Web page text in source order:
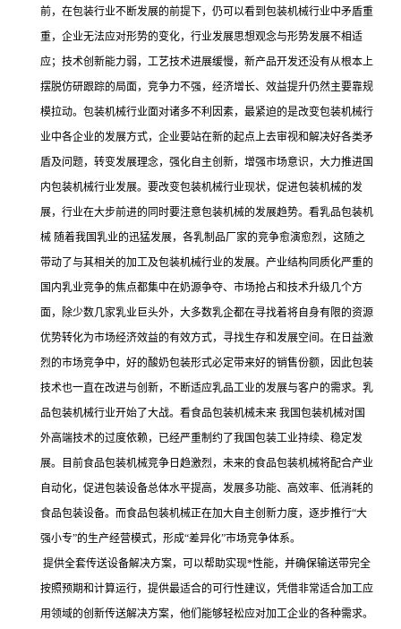
前，在包装行业不断发展的前提下，仍可以看到包装机械行业中矛盾重
重，企业无法应对形势的变化，行业发展思想观念与形势发展不相适
应；技术创新能力弱，工艺技术进展缓慢，新产品开发还没有从根本上
摆脱仿研跟踪的局面，竞争力不强，经济增长、效益提升仍然主要靠规
模拉动。包装机械行业面对诸多不利因素，最紧迫的是改变包装机械行
业中各企业的发展方式，企业要站在新的起点上去审视和解决好各类矛
盾及问题，转变发展理念，强化自主创新，增强市场意识，大力推进国
内包装机械行业发展。要改变包装机械行业现状，促进包装机械的发
展，行业在大步前进的同时要注意包装机械的发展趋势。看乳品包装机
械 随着我国乳业的迅猛发展，各乳制品厂家的竞争愈演愈烈，这随之
带动了与其相关的加工及包装机械行业的发展。产业结构同质化严重的
国内乳业竞争的焦点都集中在奶源争夺、市场抢占和技术升级几个方
面，除少数几家乳业巨头外，大多数乳企都在寻找着将自身有限的资源
优势转化为市场经济效益的有效方式，寻找生存和发展空间。在日益激
烈的市场竞争中，好的酸奶包装形式必定带来好的销售份额，因此包装
技术也一直在改进与创新，不断适应乳品工业的发展与客户的需求。乳
品包装机械行业开始了大战。看食品包装机械未来 我国包装机械对国
外高端技术的过度依赖，已经严重制约了我国包装工业持续、稳定发
展。目前食品包装机械竞争日趋激烈，未来的食品包装机械将配合产业
自动化，促进包装设备总体水平提高，发展多功能、高效率、低消耗的
食品包装设备。而食品包装机械正在加大自主创新力度，逐步推行“大
强小专”的生产经营模式，形成“差异化”市场竞争体系。
提供全套传送设备解决方案，可以帮助实现*性能，并确保输送带完全
按照预期和计算运行，提供最适合的可行性建议，凭借非常适合加工应
用领域的创新传送解决方案，他们能够轻松应对加工企业的各种需求。